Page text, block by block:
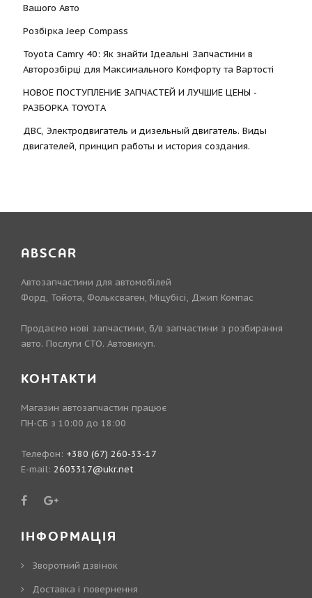
Вашого Авто
Розбірка Jeep Compass
Toyota Camry 40: Як знайти Ідеальні Запчастини в
Авторозбірці для Максимального Комфорту та Вартості
НОВОЕ ПОСТУПЛЕНИЕ ЗАПЧАСТЕЙ И ЛУЧШИЕ ЦЕНЫ -
РАЗБОРКА TOYOTА
ДВС, Электродвигатель и дизельный двигатель. Виды
двигателей, принцип работы и история создания.
ABSCAR
Автозапчастини для автомобілей
Форд, Тойота, Фольксваген, Міцубісі, Джип Компас
Продаємо нові запчастини, б/в запчастини з розбирання
авто. Послуги СТО. Автовикуп.
КОНТАКТИ
Магазин автозапчастин працює
ПН-СБ з 10:00 до 18:00
Телефон: +380 (67) 260-33-17
E-mail: 2603317@ukr.net
ІНФОРМАЦІЯ
Зворотний дзвінок
Доставка і повернення